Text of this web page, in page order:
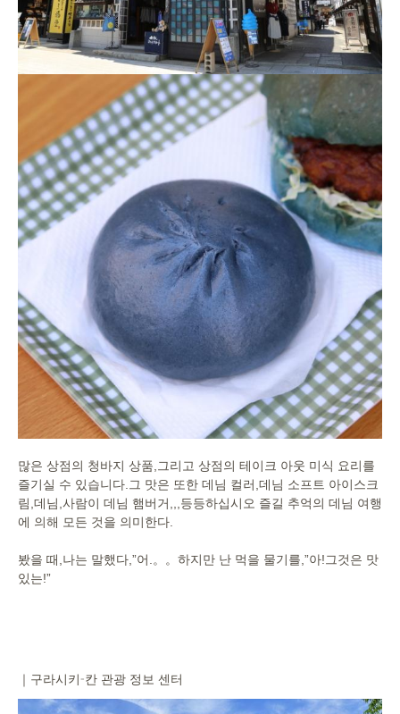
많은 상점의 청바지 상품,그리고 상점의 테이크 아웃 미식 요리를
즐기실 수 있습니다.그 맛은 또한 데님 컬러,데님 소프트 아이스크
림,데님,사람이 데님 햄버거,,,등등하십시오 즐길 추억의 데님 여행
에 의해 모든 것을 의미한다.
봤을 때,나는 말했다,”어.。。하지만 난 먹을 물기를,”아!그것은 맛
있는!”
｜구라시키-칸 관광 정보 센터